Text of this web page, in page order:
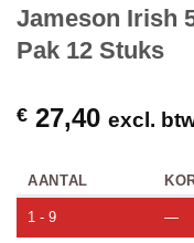
Jameson Irish
Pak 12 Stuks
€ 27,40 excl.
AANTAL
1 - 9 —